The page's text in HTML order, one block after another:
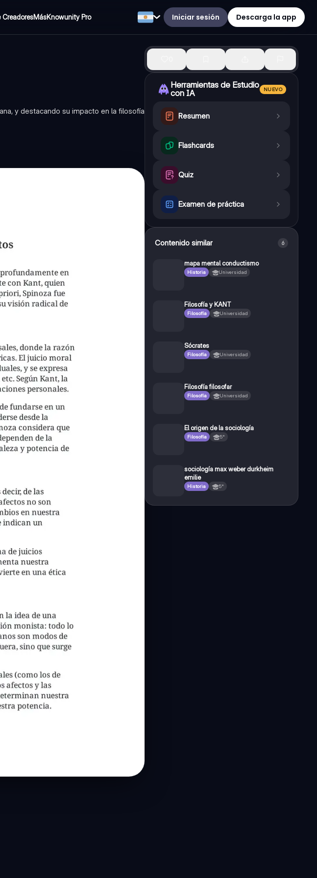
CreadoresMásKnowunity Pro Iniciar sesión Descarga la app
y destacando su impacto en la filosofía
Herramientas de Estudio
con IA
NUEVO
Resumen
Flashcards
Quiz
Examen de práctica
Contenido similar 6
mapa mental conductismo
Historia Universidad
Filosofía y KANT
Filosofía Universidad
Sócrates
Filosofía Universidad
Filosofía filosofar
Filosofía Universidad
El origen de la sociología
Filosofía 5°
sociología max weber durkheim
emilie
Historia 5°